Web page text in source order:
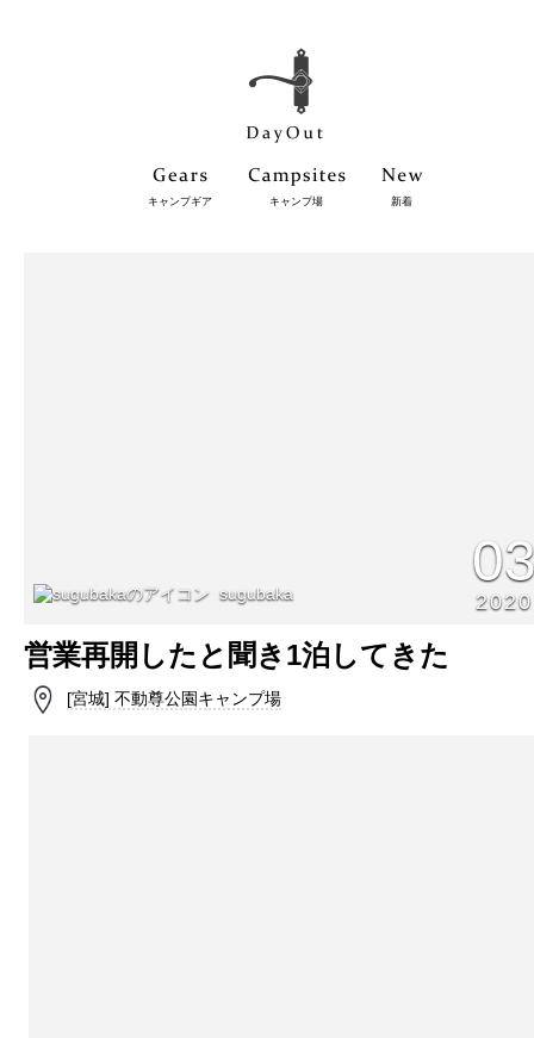
キャンプギア キャンプ場 新着
sugubaka 2020
営業再開したと聞き1泊してきた
[宮城] 不動尊公園キャンプ場